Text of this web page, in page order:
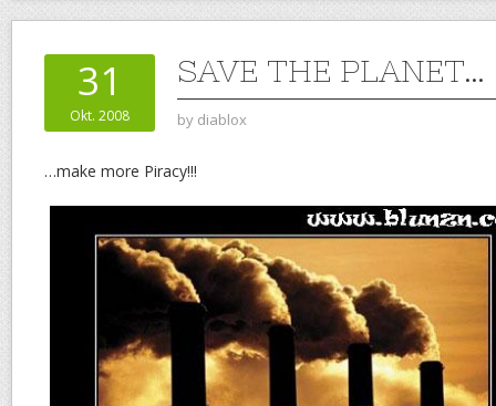
31
Okt. 2008
SAVE THE PLANET…
by diablox
…make more Piracy!!!